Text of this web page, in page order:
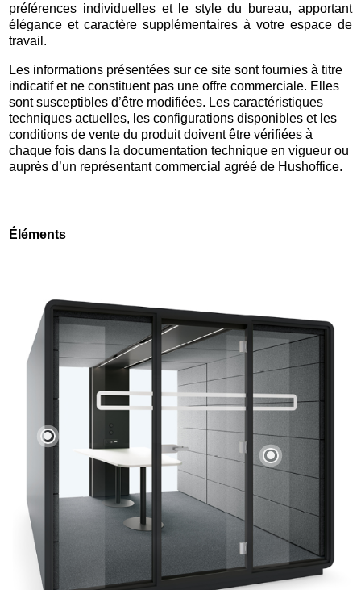
préférences individuelles et le style du bureau, apportant
élégance et caractère supplémentaires à votre espace de
travail.
Les informations présentées sur ce site sont fournies à titre
indicatif et ne constituent pas une offre commerciale. Elles
sont susceptibles d’être modifiées. Les caractéristiques
techniques actuelles, les configurations disponibles et les
conditions de vente du produit doivent être vérifiées à
chaque fois dans la documentation technique en vigueur ou
auprès d’un représentant commercial agréé de Hushoffice.
Éléments